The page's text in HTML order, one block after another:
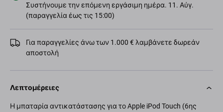
Συστήνουμε την επόμενη εργάσιμη ημέρα. 11. Αύγ.
(παραγγελία έως τις 15:00)
Για παραγγελίες άνω των 1.000 € λαμβάνετε δωρεάν
αποστολή
Λεπτομέρειες
Η μπαταρία αντικατάστασης για το Apple iPod Touch (6ης